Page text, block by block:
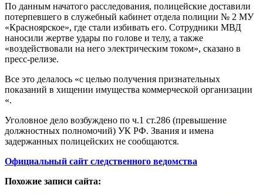
По данным начатого расследования, полицейские доставили
потерпевшего в служебный кабинет отдела полиции № 2 МУ
«Красноярское», где стали избивать его. Сотрудники МВД
наносили жертве удары по голове и телу, а также
«воздействовали на него электрическим током», сказано в
пресс-релизе.
Все это делалось «с целью получения признательных
показаний в хищении имущества коммерческой организации
«.
Уголовное дело возбуждено по ч.1 ст.286 (превышение
должностных полномочий) УК РФ. Звания и имена
задержанных полицейских не сообщаются.
Официальный сайт следственного ведомства
Похожие записи сайта: